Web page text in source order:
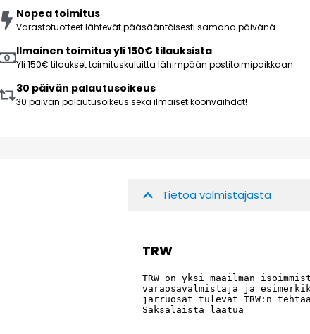
Nopea toimitus
Varastotuotteet lähtevät pääsääntöisesti samana päivänä.
Ilmainen toimitus yli 150€ tilauksista
Yli 150€ tilaukset toimituskuluitta lähimpään postitoimipaikkaan.
30 päivän palautusoikeus
30 päivän palautusoikeus sekä ilmaiset koonvaihdot!
Tietoa valmistajasta
TRW
TRW on yksi maailman
varaosavalmistaja ja
jarruosat tulevat TRW:n
Saksalaista laatua